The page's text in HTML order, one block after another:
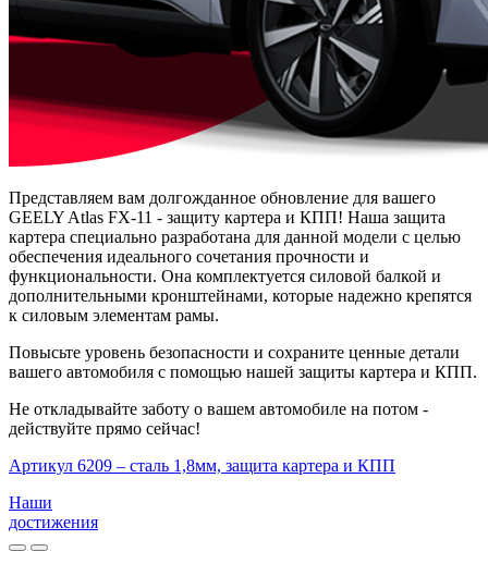
Представляем вам долгожданное обновление для вашего
GEELY Atlas FX-11 - защиту картера и КПП! Наша защита
картера специально разработана для данной модели с целью
обеспечения идеального сочетания прочности и
функциональности. Она комплектуется силовой балкой и
дополнительными кронштейнами, которые надежно крепятся
к силовым элементам рамы.
Повысьте уровень безопасности и сохраните ценные детали
вашего автомобиля с помощью нашей защиты картера и КПП.
Не откладывайте заботу о вашем автомобиле на потом -
действуйте прямо сейчас!
Артикул 6209 – сталь 1,8мм, защита картера и КПП
Наши
достижения